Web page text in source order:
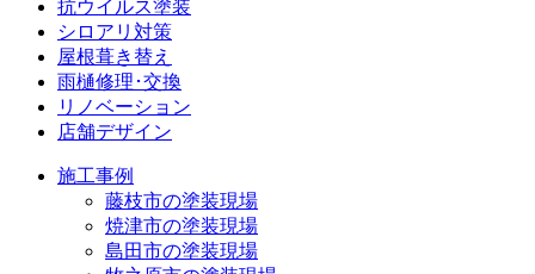
抗ウイルス塗装
シロアリ対策
屋根葺き替え
雨樋修理･交換
リノベーション
店舗デザイン
施工事例
藤枝市の塗装現場
焼津市の塗装現場
島田市の塗装現場